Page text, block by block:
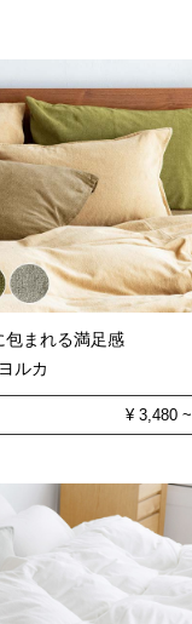
包まれる満足感
ルカ
¥ 3,480~